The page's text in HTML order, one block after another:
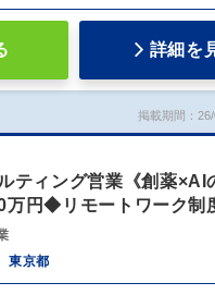
詳細を
掲載期間：
ティング営業《創薬×AI
円◆リモートワーク制
東京都